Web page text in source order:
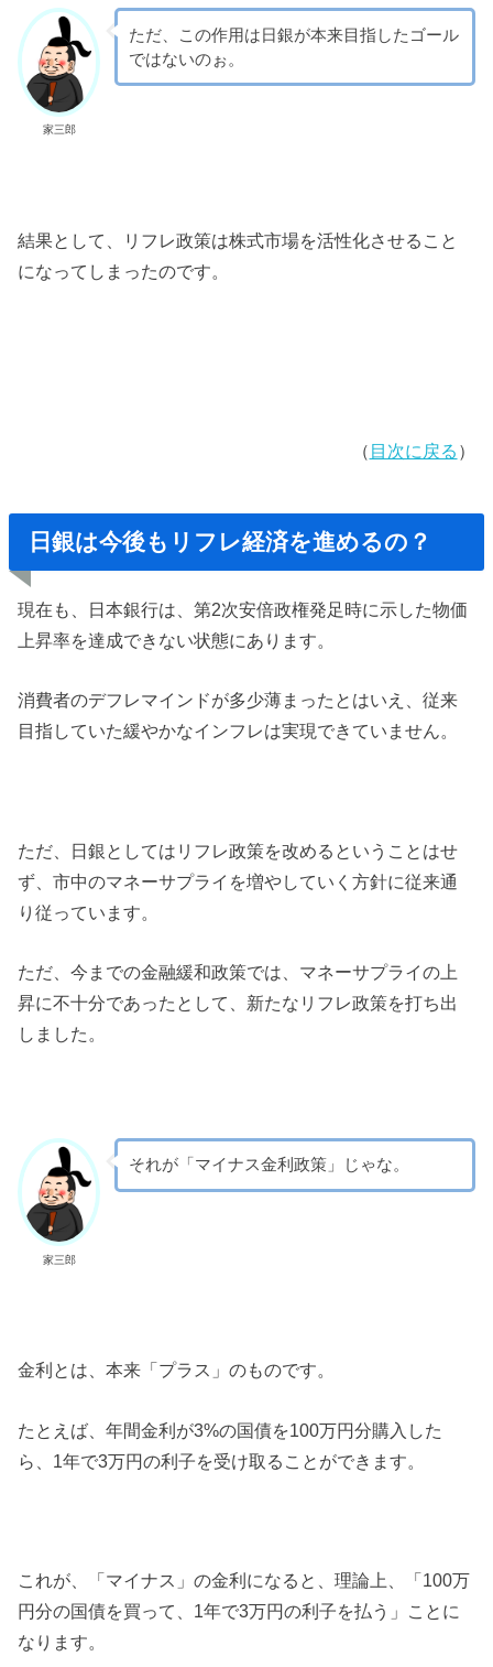
家三郎
ただ、この作用は日銀が本来目指したゴール
ではないのぉ。
結果として、リフレ政策は株式市場を活性化させること
になってしまったのです。
（ 目次に戻る ）
日銀は今後もリフレ経済を進めるの？
現在も、日本銀行は、第2次安倍政権発足時に示した物価
上昇率を達成できない状態にあります。
消費者のデフレマインドが多少薄まったとはいえ、従来
目指していた緩やかなインフレは実現できていません。
ただ、日銀としてはリフレ政策を改めるということはせ
ず、市中のマネーサプライを増やしていく方針に従来通
り従っています。
ただ、今までの金融緩和政策では、マネーサプライの上
昇に不十分であったとして、新たなリフレ政策を打ち出
しました。
家三郎
それが「マイナス金利政策」じゃな。
金利とは、本来「プラス」のものです。
たとえば、年間金利が3%の国債を100万円分購入した
ら、1年で3万円の利子を受け取ることができます。
これが、「マイナス」の金利になると、理論上、「100万
円分の国債を買って、1年で3万円の利子を払う」ことに
なります。